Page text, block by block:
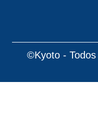
©Kyoto -